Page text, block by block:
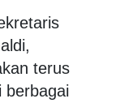
terus
berbagai